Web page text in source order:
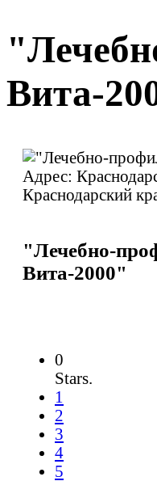
Вита-
"Лечебно-
Вита-2000"
0
Stars.
1
2
3
4
5